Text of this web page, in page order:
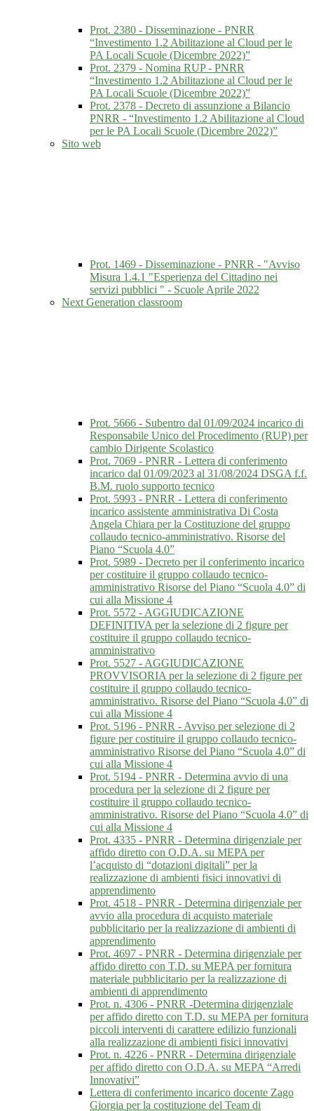
Prot. 2380 - Disseminazione - PNRR
“Investimento 1.2 Abilitazione al Cloud per le
PA Locali Scuole (Dicembre 2022)”
Prot. 2379 - Nomina RUP - PNRR
“Investimento 1.2 Abilitazione al Cloud per le
PA Locali Scuole (Dicembre 2022)”
Prot. 2378 - Decreto di assunzione a Bilancio
PNRR - “Investimento 1.2 Abilitazione al Cloud
per le PA Locali Scuole (Dicembre 2022)”
Sito web
Prot. 1469 - Disseminazione - PNRR - "Avviso
Misura 1.4.1 "Esperienza del Cittadino nei
servizi pubblici " - Scuole Aprile 2022
Next Generation classroom
Prot. 5666 - Subentro dal 01/09/2024 incarico di
Responsabile Unico del Procedimento (RUP) per
cambio Dirigente Scolastico
Prot. 7069 - PNRR - Lettera di conferimento
incarico dal 01/09/2023 al 31/08/2024 DSGA f.f.
B.M. ruolo supporto tecnico
Prot. 5993 - PNRR - Lettera di conferimento
incarico assistente amministrativa Di Costa
Angela Chiara per la Costituzione del gruppo
collaudo tecnico-amministrativo. Risorse del
Piano “Scuola 4.0”
Prot. 5989 - Decreto per il conferimento incarico
per costituire il gruppo collaudo tecnico-
amministrativo Risorse del Piano “Scuola 4.0” di
cui alla Missione 4
Prot. 5572 - AGGIUDICAZIONE
DEFINITIVA per la selezione di 2 figure per
costituire il gruppo collaudo tecnico-
amministrativo
Prot. 5527 - AGGIUDICAZIONE
PROVVISORIA per la selezione di 2 figure per
costituire il gruppo collaudo tecnico-
amministrativo. Risorse del Piano “Scuola 4.0” di
cui alla Missione 4
Prot. 5196 - PNRR - Avviso per selezione di 2
figure per costituire il gruppo collaudo tecnico-
amministrativo Risorse del Piano “Scuola 4.0” di
cui alla Missione 4
Prot. 5194 - PNRR - Determina avvio di una
procedura per la selezione di 2 figure per
costituire il gruppo collaudo tecnico-
amministrativo. Risorse del Piano “Scuola 4.0” di
cui alla Missione 4
Prot. 4335 - PNRR - Determina dirigenziale per
affido diretto con O.D.A. su MEPA per
l’acquisto di “dotazioni digitali” per la
realizzazione di ambienti fisici innovativi di
apprendimento
Prot. 4518 - PNRR - Determina dirigenziale per
avvio alla procedura di acquisto materiale
pubblicitario per la realizzazione di ambienti di
apprendimento
Prot. 4697 - PNRR - Determina dirigenziale per
affido diretto con T.D. su MEPA per fornitura
materiale pubblicitario per la realizzazione di
ambienti di apprendimento
Prot. n. 4306 - PNRR -Determina dirigenziale
per affido diretto con T.D. su MEPA per fornitura
piccoli interventi di carattere edilizio funzionali
alla realizzazione di ambienti fisici innovativi
Prot. n. 4226 - PNRR - Determina dirigenziale
per affido diretto con O.D.A. su MEPA “Arredi
Innovativi”
Lettera di conferimento incarico docente Zago
Giorgia per la costituzione del Team di